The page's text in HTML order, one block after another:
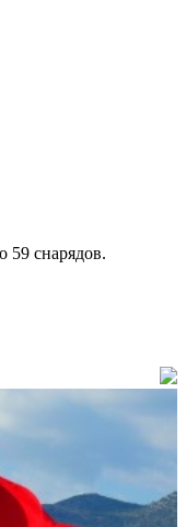
59 снарядов.